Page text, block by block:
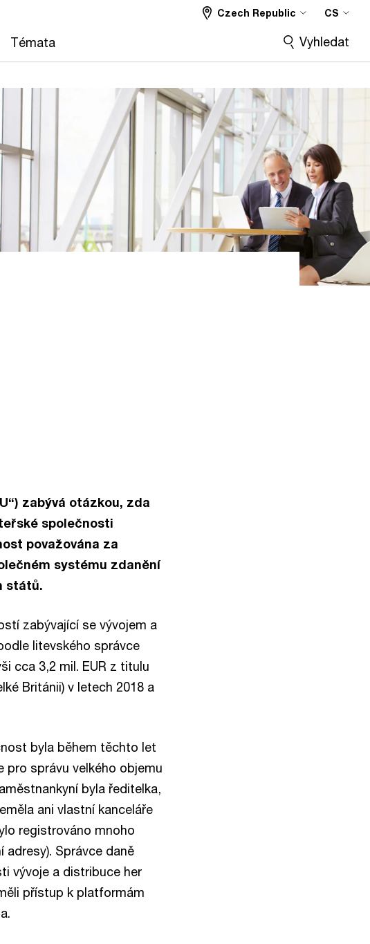
Témata
Czech Republic CS
Vyhledat
zabývá otázkou, zda
společnosti
považována za
systému zdanění
států.
zabývající se vývojem a
litevského správce
cca 3,2 mil. EUR z titulu
Británii) v letech 2018 a
byla během těchto let
pro správu velkého objemu
byla ředitelka,
ani vlastní kanceláře
registrováno mnoho
Správce daně
vývoje a distribuce her
přístup k platformám